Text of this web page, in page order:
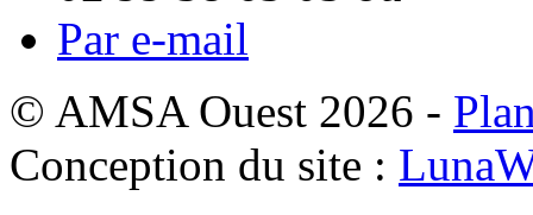
Par e-mail
© AMSA Ouest 2026 -
Conception du site :